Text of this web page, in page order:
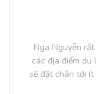
Nga Nguyễn
các địa điểm du
sẽ đặt chân tới